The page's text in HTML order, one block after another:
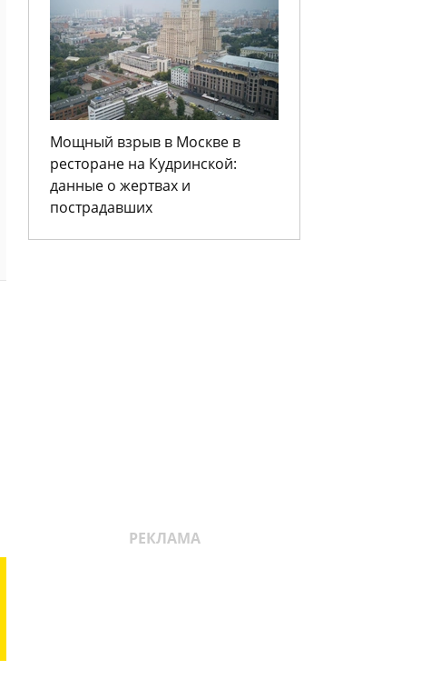
Мощный взрыв в Москве в
ресторане на Кудринской:
данные о жертвах и
пострадавших